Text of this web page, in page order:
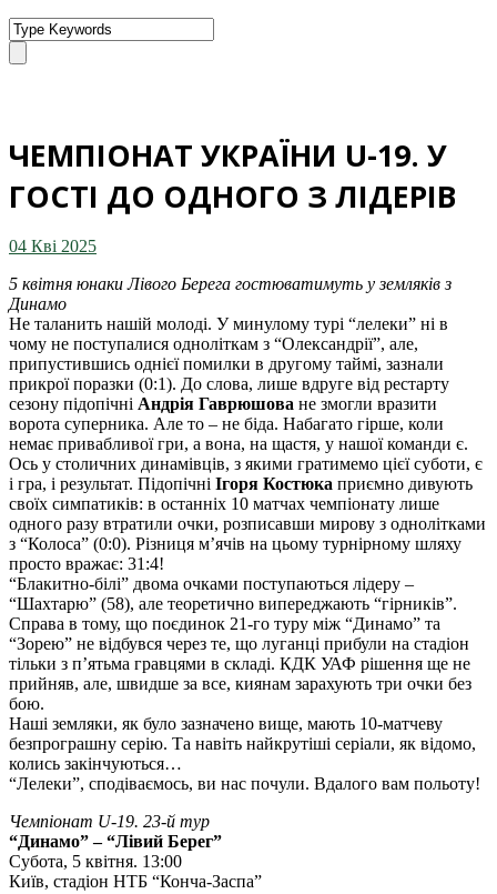
ЧЕМПІОНАТ УКРАЇНИ U-19. У
ГОСТІ ДО ОДНОГО З ЛІДЕРІВ
04 Кві 2025
5 квітня юнаки Лівого Берега гостюватимуть у земляків з
Динамо
Не таланить нашій молоді. У минулому турі “лелеки” ні в
чому не поступалися одноліткам з “Олександрії”, але,
припустившись однієї помилки в другому таймі, зазнали
прикрої поразки (0:1). До слова, лише вдруге від рестарту
сезону підопічні Андрія Гаврюшова не змогли вразити
ворота суперника. Але то – не біда. Набагато гірше, коли
немає привабливої гри, а вона, на щастя, у нашої команди є.
Ось у столичних динамівців, з якими гратимемо цієї суботи, є
і гра, і результат. Підопічні Ігоря Костюка приємно дивують
своїх симпатиків: в останніх 10 матчах чемпіонату лише
одного разу втратили очки, розписавши мирову з однолітками
з “Колоса” (0:0). Різниця м’ячів на цьому турнірному шляху
просто вражає: 31:4!
“Блакитно-білі” двома очками поступаються лідеру –
“Шахтарю” (58), але теоретично випереджають “гірників”.
Справа в тому, що поєдинок 21-го туру між “Динамо” та
“Зорею” не відбувся через те, що луганці прибули на стадіон
тільки з п’ятьма гравцями в складі. КДК УАФ рішення ще не
прийняв, але, швидше за все, киянам зарахують три очки без
бою.
Наші земляки, як було зазначено вище, мають 10-матчеву
безпрограшну серію. Та навіть найкрутіші серіали, як відомо,
колись закінчуються…
“Лелеки”, сподіваємось, ви нас почули. Вдалого вам польоту!
Чемпіонат U-19. 23-й тур
“Динамо” – “Лівий Берег”
Субота, 5 квітня. 13:00
Київ, стадіон НТБ “Конча-Заспа”